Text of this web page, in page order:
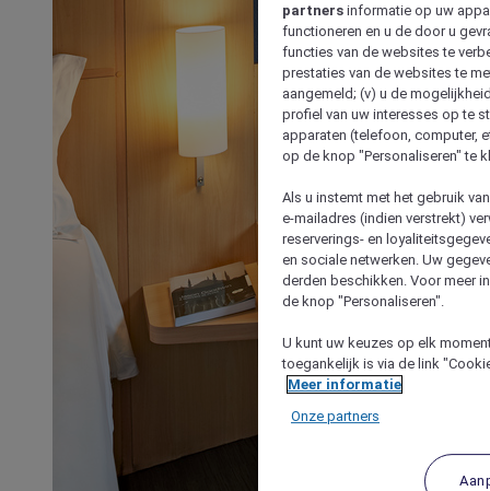
partners informatie op uw
functioneren en u de door u
functies van de websites te
prestaties van de websites te
aangemeld; (v) u de
profiel van uw interesses op te
apparaten (telefoon, computer,
op de knop "Personaliseren" te
Als u instemt met het gebruik
e-mailadres (indien verstrekt)
reserverings- en
en sociale netwerken. Uw
derden beschikken. Voor meer
de knop "Personaliseren".
U kunt uw keuzes op elk
toegankelijk is via de link
Meer informatie
Onze partners